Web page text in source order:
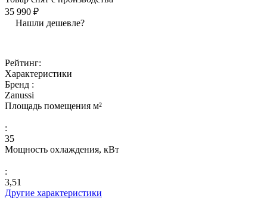
35 990 ₽
Нашли дешевле?
Рейтинг:
Характеристики
Бренд :
Zanussi
Площадь помещения м²
:
35
Мощность охлаждения, кВт
:
3,51
Другие характеристики